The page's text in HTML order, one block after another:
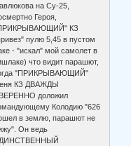
на Су-25,
Героя,
КЗ
пулю 5,45 в пустом
- "искал" мой самолет в
что видит парашют,
"ПРИКРЫВАЮЩИЙ"
КЗ ДВАЖДЫ
доложил
Колодию "626
в землю, парашют не
Он ведь